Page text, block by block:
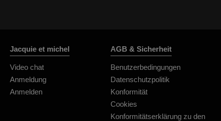
Jacquie et michel
Video chat
Anmeldung
Anmelden
AGB & Sicherheit
Benutzerbedingungen
Datenschutzpolitik
Konformität
Cookies
Konformitätserklärung zu den